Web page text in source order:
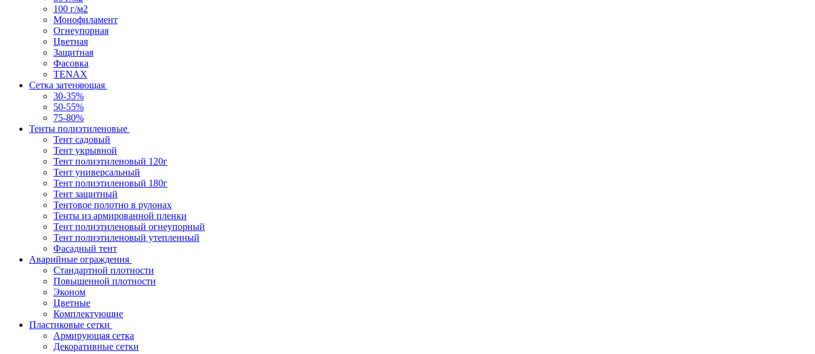
100 г/м2
Монофиламент
Огнеупорная
Цветная
Защитная
Фасовка
TENAX
Сетка затеняющая
30-35%
50-55%
75-80%
Тенты полиэтиленовые
Тент садовый
Тент укрывной
Тент полиэтиленовый 120г
Тент универсальный
Тент полиэтиленовый 180г
Тент защитный
Тентовое полотно в рулонах
Тенты из армированной пленки
Тент полиэтиленовый огнеупорный
Тент полиэтиленовый утепленный
Фасадный тент
Аварийные ограждения
Стандартной плотности
Повышенной плотности
Эконом
Цветные
Комплектующие
Пластиковые сетки
Армирующая сетка
Декоративные сетки